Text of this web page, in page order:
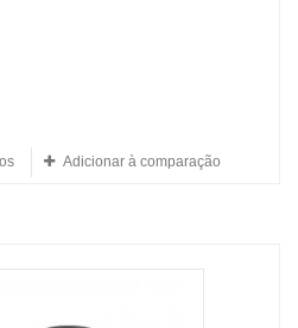
Adicionar à comparação